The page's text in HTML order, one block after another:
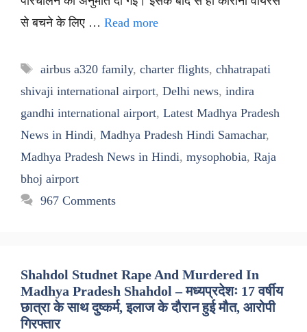
से बचने के लिए … Read more
Tags
airbus a320 family, charter flights, chhatrapati
shivaji international airport, Delhi news, indira
gandhi international airport, Latest Madhya Pradesh
News in Hindi, Madhya Pradesh Hindi Samachar,
Madhya Pradesh News in Hindi, mysophobia, Raja
bhoj airport
967 Comments
Shahdol Studnet Rape And Murdered In
Madhya Pradesh Shahdol – मध्यप्रदेशः 17 वर्षीय
छात्रा के साथ दुष्कर्म, इलाज के दौरान हुई मौत, आरोपी
गिरफ्तार